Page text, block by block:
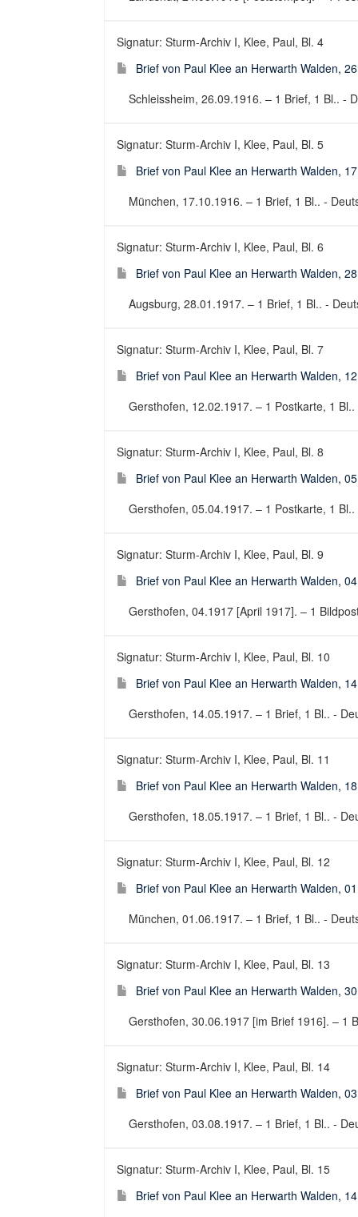
Signatur: Sturm-Archiv I, Klee, Paul, Bl. 4
Brief von Paul Klee an Herwarth Walden,
Schleissheim, 26.09.1916. – 1 Brief, 1 Bl.. -
Signatur: Sturm-Archiv I, Klee, Paul, Bl. 5
Brief von Paul Klee an Herwarth Walden,
München, 17.10.1916. – 1 Brief, 1 Bl.. -
Signatur: Sturm-Archiv I, Klee, Paul, Bl. 6
Brief von Paul Klee an Herwarth Walden,
Augsburg, 28.01.1917. – 1 Brief, 1 Bl.. -
Signatur: Sturm-Archiv I, Klee, Paul, Bl. 7
Brief von Paul Klee an Herwarth Walden,
Gersthofen, 12.02.1917. – 1 Postkarte, 1
Signatur: Sturm-Archiv I, Klee, Paul, Bl. 8
Brief von Paul Klee an Herwarth Walden,
Gersthofen, 05.04.1917. – 1 Postkarte, 1
Signatur: Sturm-Archiv I, Klee, Paul, Bl. 9
Brief von Paul Klee an Herwarth Walden,
Gersthofen, 04.1917 [April 1917]. – 1
Signatur: Sturm-Archiv I, Klee, Paul, Bl. 10
Brief von Paul Klee an Herwarth Walden,
Gersthofen, 14.05.1917. – 1 Brief, 1 Bl.. -
Signatur: Sturm-Archiv I, Klee, Paul, Bl. 11
Brief von Paul Klee an Herwarth Walden,
Gersthofen, 18.05.1917. – 1 Brief, 1 Bl.. -
Signatur: Sturm-Archiv I, Klee, Paul, Bl. 12
Brief von Paul Klee an Herwarth Walden,
München, 01.06.1917. – 1 Brief, 1 Bl.. -
Signatur: Sturm-Archiv I, Klee, Paul, Bl. 13
Brief von Paul Klee an Herwarth Walden,
Gersthofen, 30.06.1917 [im Brief 1916]. – 1
Signatur: Sturm-Archiv I, Klee, Paul, Bl. 14
Brief von Paul Klee an Herwarth Walden,
Gersthofen, 03.08.1917. – 1 Brief, 1 Bl.. -
Signatur: Sturm-Archiv I, Klee, Paul, Bl. 15
Brief von Paul Klee an Herwarth Walden,